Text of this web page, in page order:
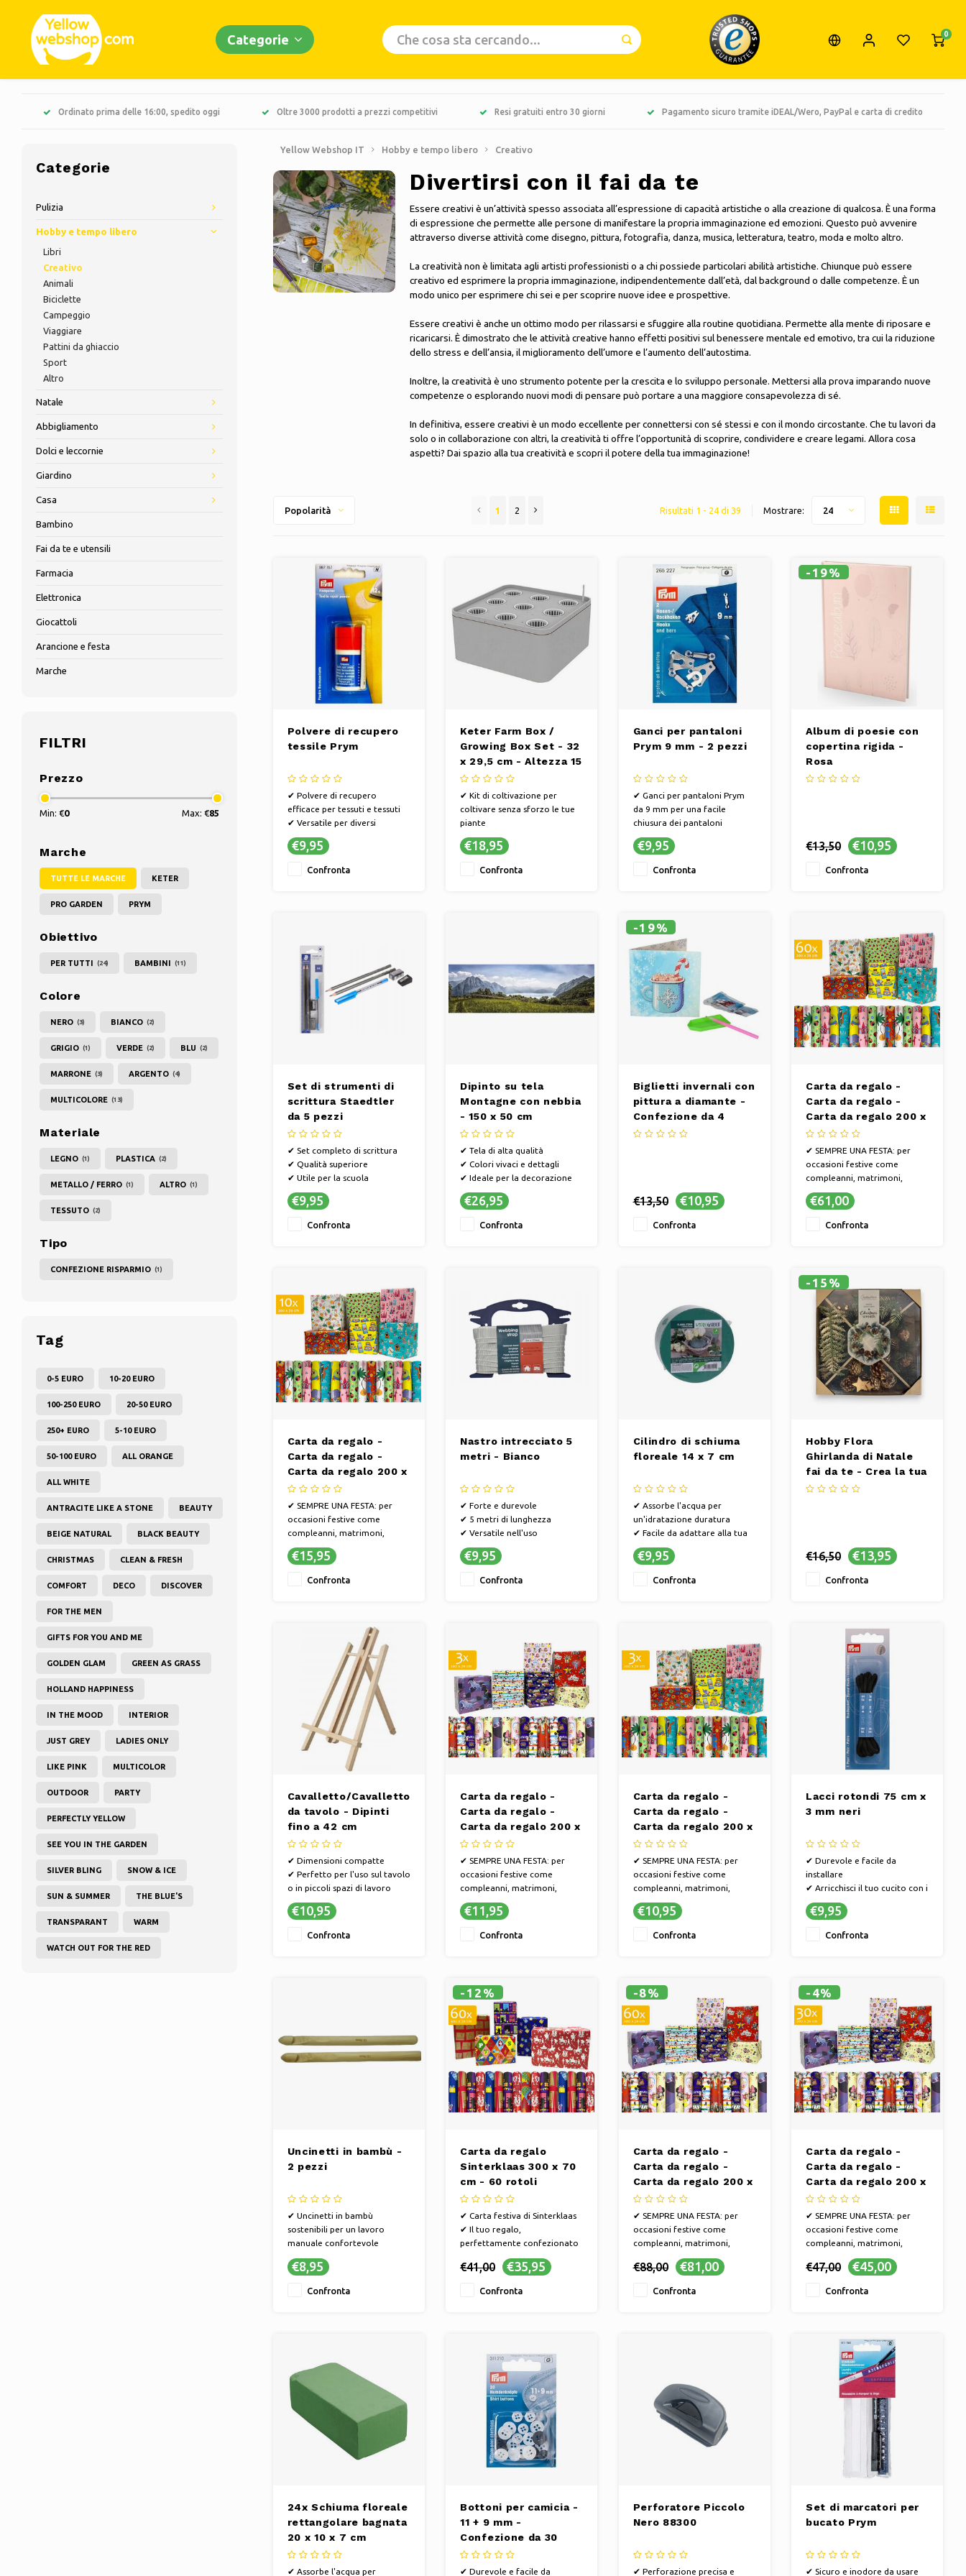
Categorie 0
Ordinato prima delle 16:00, spedito oggi Oltre 3000 prodotti a prezzi competitivi Resi gratuiti entro 30 giorni Pagamento sicuro tramite iDEAL/Wero, PayPal e carta di credito
Categorie
Pulizia
Hobby e tempo libero
Libri
Creativo
Animali
Biciclette
Campeggio
Viaggiare
Pattini da ghiaccio
Sport
Altro
Natale
Abbigliamento
Dolci e leccornie
Giardino
Casa
Bambino
Fai da te e utensili
Farmacia
Elettronica
Giocattoli
Arancione e festa
Marche
FILTRI
Prezzo
Min: €0 Max: €85
Marche
TUTTE LE MARCHE KETER
PRO GARDEN PRYM
Obiettivo
PER TUTTI (24) BAMBINI (11)
Colore
NERO (3) BIANCO (2)
GRIGIO (1) VERDE (2) BLU (2)
MARRONE (3) ARGENTO (4)
MULTICOLORE (13)
Materiale
LEGNO (1) PLASTICA (2)
METALLO / FERRO (1) ALTRO (1)
TESSUTO (2)
Tipo
CONFEZIONE RISPARMIO (1)
Tag
0-5 EURO 10-20 EURO
100-250 EURO 20-50 EURO
250+ EURO 5-10 EURO
50-100 EURO ALL ORANGE
ALL WHITE
ANTRACITE LIKE A STONE BEAUTY
BEIGE NATURAL BLACK BEAUTY
CHRISTMAS CLEAN & FRESH
COMFORT DECO DISCOVER
FOR THE MEN
GIFTS FOR YOU AND ME
GOLDEN GLAM GREEN AS GRASS
HOLLAND HAPPINESS
IN THE MOOD INTERIOR
JUST GREY LADIES ONLY
LIKE PINK MULTICOLOR
OUTDOOR PARTY
PERFECTLY YELLOW
SEE YOU IN THE GARDEN
SILVER BLING SNOW & ICE
SUN & SUMMER THE BLUE'S
TRANSPARANT WARM
WATCH OUT FOR THE RED
Yellow Webshop IT Hobby e tempo libero Creativo
Divertirsi con il fai da te
Essere creativi è un’attività spesso associata all’espressione di capacità artistiche o alla creazione di qualcosa. È una forma
di espressione che permette alle persone di manifestare la propria immaginazione ed emozioni. Questo può avvenire
attraverso diverse attività come disegno, pittura, fotografia, danza, musica, letteratura, teatro, moda e molto altro.
La creatività non è limitata agli artisti professionisti o a chi possiede particolari abilità artistiche. Chiunque può essere
creativo ed esprimere la propria immaginazione, indipendentemente dall’età, dal background o dalle competenze. È un
modo unico per esprimere chi sei e per scoprire nuove idee e prospettive.
Essere creativi è anche un ottimo modo per rilassarsi e sfuggire alla routine quotidiana. Permette alla mente di riposare e
ricaricarsi. È dimostrato che le attività creative hanno effetti positivi sul benessere mentale ed emotivo, tra cui la riduzione
dello stress e dell’ansia, il miglioramento dell’umore e l’aumento dell’autostima.
Inoltre, la creatività è uno strumento potente per la crescita e lo sviluppo personale. Mettersi alla prova imparando nuove
competenze o esplorando nuovi modi di pensare può portare a una maggiore consapevolezza di sé.
In definitiva, essere creativi è un modo eccellente per connettersi con sé stessi e con il mondo circostante. Che tu lavori da
solo o in collaborazione con altri, la creatività ti offre l’opportunità di scoprire, condividere e creare legami. Allora cosa
aspetti? Dai spazio alla tua creatività e scopri il potere della tua immaginazione!
Popolarità 1 2 Risultati 1 - 24 di 39 Mostrare: 24
Polvere di recupero
tessile Prym
✔ Polvere di recupero
efficace per tessuti e tessuti
✔ Versatile per diversi
materiali
✔ Salva i tuoi vestiti con la
€9,95
Confronta
Keter Farm Box /
Growing Box Set - 32
x 29,5 cm - Altezza 15
cm
✔ Kit di coltivazione per
coltivare senza sforzo le tue
piante
✔ Processo di crescita
semplice ed educativo
€18,95
Confronta
Ganci per pantaloni
Prym 9 mm - 2 pezzi
✔ Ganci per pantaloni Prym
da 9 mm per una facile
chiusura dei pantaloni
✔ Facile da attaccare e
regolare
€9,95
Confronta
-19%
Album di poesie con
copertina rigida -
Rosa
€13,50 €10,95
Confronta
Set di strumenti di
scrittura Staedtler
da 5 pezzi
✔ Set completo di scrittura
✔ Qualità superiore
✔ Utile per la scuola
€9,95
Confronta
Dipinto su tela
Montagne con nebbia
- 150 x 50 cm
✔ Tela di alta qualità
✔ Colori vivaci e dettagli
✔ Ideale per la decorazione
murale
€26,95
Confronta
-19%
Biglietti invernali con
pittura a diamante -
Confezione da 4
€13,50 €10,95
Confronta
Carta da regalo -
Carta da regalo -
Carta da regalo 200 x
70 cm "Bambini" - 60
rotoli
✔ SEMPRE UNA FESTA: per
occasioni festive come
compleanni, matrimoni,
Sinterklaas, Natale o
semplicemente perché
regala un regalo
splendidamente
€61,00
Confronta
Carta da regalo -
Carta da regalo -
Carta da regalo 200 x
70 cm "Bambini" - 10
rotoli
✔ SEMPRE UNA FESTA: per
occasioni festive come
compleanni, matrimoni,
Sinterklaas, Natale o
semplicemente perché
splendidamente
€15,95
Confronta
Nastro intrecciato 5
metri - Bianco
✔ Forte e durevole
✔ 5 metri di lunghezza
✔ Versatile nell'uso
€9,95
Confronta
Cilindro di schiuma
floreale 14 x 7 cm
✔ Assorbe l'acqua per
un'idratazione duratura
✔ Facile da adattare alla tua
forma
✔ Per composizioni floreali e
€9,95
Confronta
-15%
Hobby Flora
Ghirlanda di Natale
fai da te - Crea la tua
ghirlanda di Natale
€16,50 €13,95
Confronta
Cavalletto/Cavalletto
da tavolo - Dipinti
fino a 42 cm
✔ Dimensioni compatte
✔ Perfetto per l'uso sul tavolo
o in piccoli spazi di lavoro
✔ Facile da installare
€10,95
Confronta
Carta da regalo -
Carta da regalo -
Carta da regalo 200 x
70 cm "Disney" - 3
rotoli
✔ SEMPRE UNA FESTA: per
occasioni festive come
compleanni, matrimoni,
Sinterklaas, Natale o
semplicemente perché
regala un regalo
splendidamente
€11,95
Confronta
Carta da regalo -
Carta da regalo -
Carta da regalo 200 x
70 cm "Bambini" - 3
rotoli
✔ SEMPRE UNA FESTA: per
occasioni festive come
compleanni, matrimoni,
Sinterklaas, Natale o
semplicemente perché
regala un regalo
splendidamente
€10,95
Confronta
Lacci rotondi 75 cm x
3 mm neri
✔ Durevole e facile da
installare
✔ Arricchisci il tuo cucito con i
nostri bottoni
✔ Bottoni di merceria di alta
€9,95
Confronta
Uncinetti in bambù -
2 pezzi
✔ Uncinetti in bambù
sostenibili per un lavoro
manuale confortevole
✔ Design leggero ed
ergonomico per lavorare
€8,95
Confronta
-12%
Carta da regalo
Sinterklaas 300 x 70
cm - 60 rotoli
✔ Carta festiva di Sinterklaas
✔ Il tuo regalo,
perfettamente confezionato
✔ Mai a corto, con il nostro
ampio stock all'ingrosso
€41,00 €35,95
Confronta
-8%
Carta da regalo -
Carta da regalo -
Carta da regalo 200 x
70 cm "Disney" - 60
rotoli
✔ SEMPRE UNA FESTA: per
occasioni festive come
compleanni, matrimoni,
Sinterklaas, Natale o
semplicemente perché
€88,00 €81,00
Confronta
-4%
Carta da regalo -
Carta da regalo -
Carta da regalo 200 x
70 cm "Disney" - 30
rotoli
✔ SEMPRE UNA FESTA: per
occasioni festive come
compleanni, matrimoni,
Sinterklaas, Natale o
semplicemente perché
regala un regalo
splendidamente
€47,00 €45,00
Confronta
24x Schiuma floreale
rettangolare bagnata
20 x 10 x 7 cm
✔ Assorbe l'acqua per
Bottoni per camicia -
11 + 9 mm -
Confezione da 30
✔ Durevole e facile da
Perforatore Piccolo
Nero 88300
✔ Perforazione precisa e
Set di marcatori per
bucato Prym
✔ Sicuro e inodore da usare